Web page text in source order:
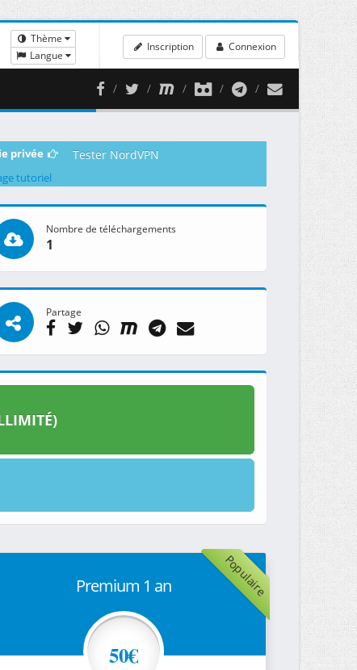
Thème
Langue
Inscription Connexion
privée Tester NordVPN
tutoriel
Nombre de téléchargements
1
Partage
Populaire
Premium 1 an
50€